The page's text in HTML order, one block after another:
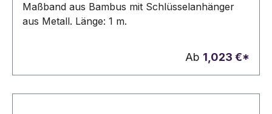
Maßband aus Bambus mit Schlüsselanhänger
aus Metall. Länge: 1 m.
Ab 1,023 €*